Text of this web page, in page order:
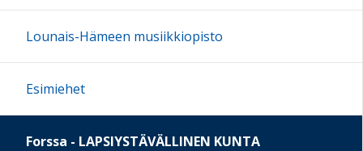
Lounais-Hämeen musiikkiopisto
Esimiehet
Forssa - LAPSIYSTÄVÄLLINEN KUNTA